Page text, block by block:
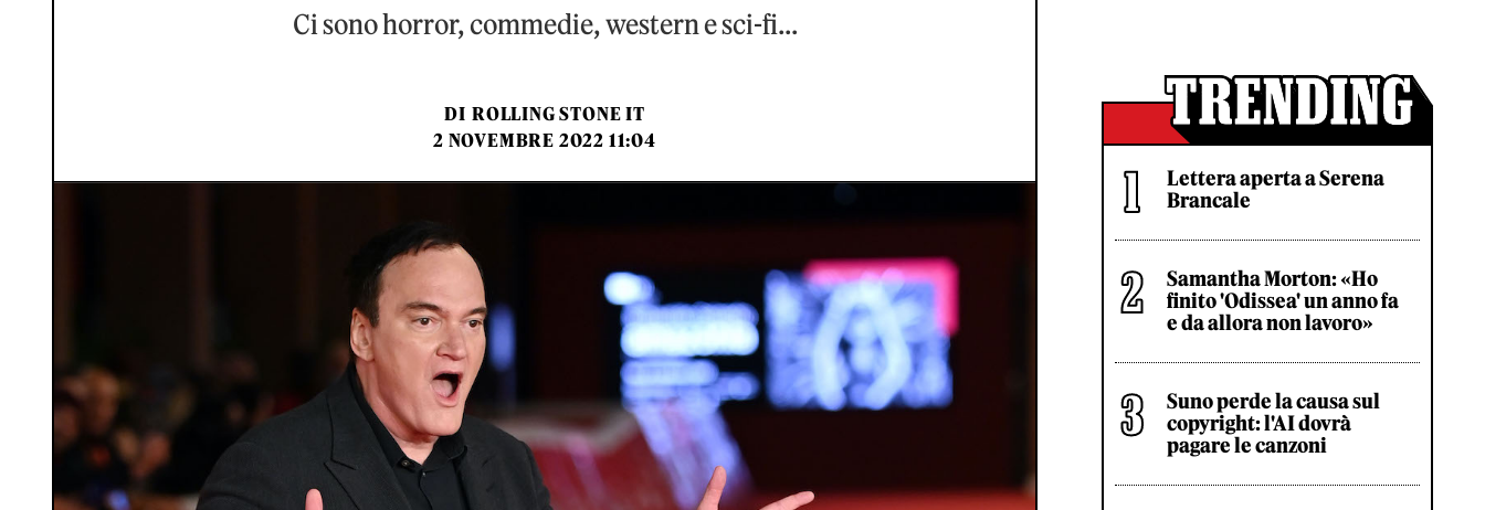
Ci sono horror, commedie, western e sci-fi...
DI ROLLING STONE IT
2 NOVEMBRE 2022 11:04
Lettera aperta a Serena
Brancale
Samantha Morton: «Ho
finito 'Odissea' un anno fa
e da allora non lavoro»
Suno perde la causa sul
copyright: l'AI dovrà
pagare le canzoni